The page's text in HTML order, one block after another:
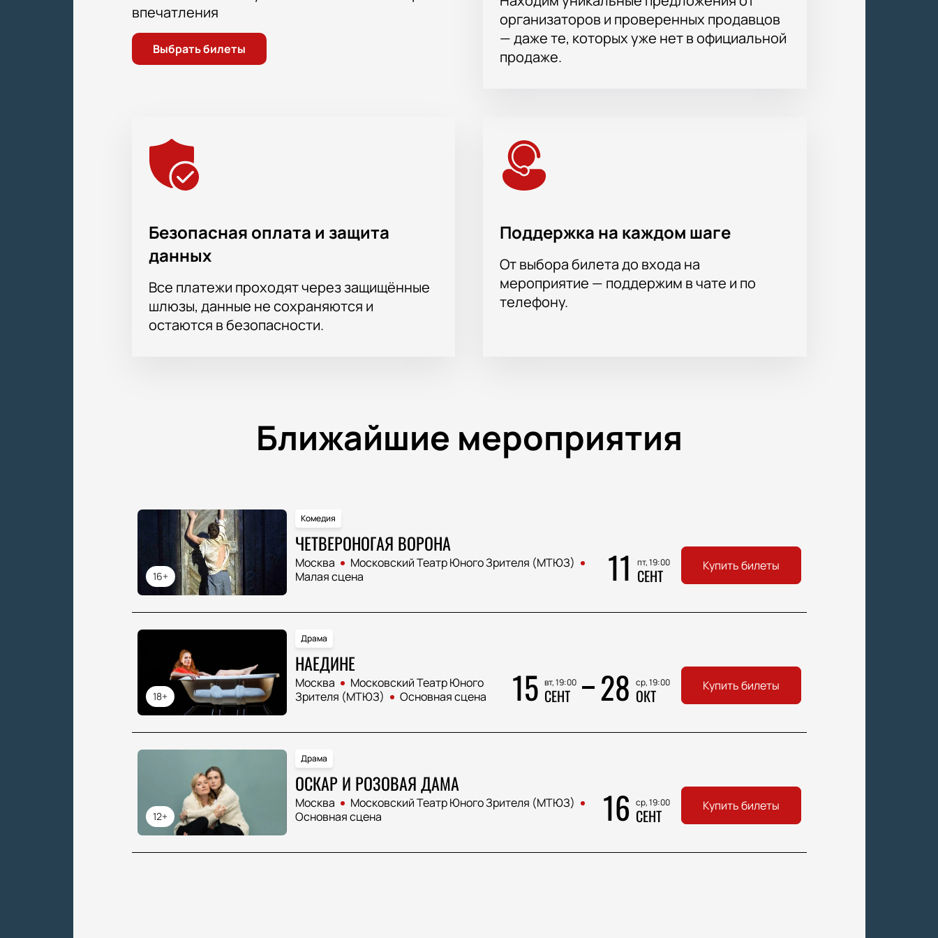
впечатления
Выбрать билеты
организаторов и проверенных продавцов
— даже те, которых уже нет в официальной
продаже.
Безопасная оплата и защита
данных
Все платежи проходят через защищённые
шлюзы, данные не сохраняются и
остаются в безопасности.
Поддержка на каждом шаге
От выбора билета до входа на
мероприятие — поддержим в чате и по
телефону.
Ближайшие мероприятия
16+
Комедия
ЧЕТВЕРОНОГАЯ ВОРОНА
Москва
Московский Театр Юного Зрителя (МТЮЗ)
Малая сцена
11 пт, 19:00
СЕНТ Купить билеты
18+
Драма
НАЕДИНЕ
Москва
Московский Театр Юного
Зрителя (МТЮЗ)
Основная сцена 15 вт, 19:00
СЕНТ 28 ср, 19:00
ОКТ Купить билеты
12+
Драма
ОСКАР И РОЗОВАЯ ДАМА
Москва
Московский Театр Юного Зрителя (МТЮЗ)
Основная сцена
16 ср, 19:00
СЕНТ Купить билеты